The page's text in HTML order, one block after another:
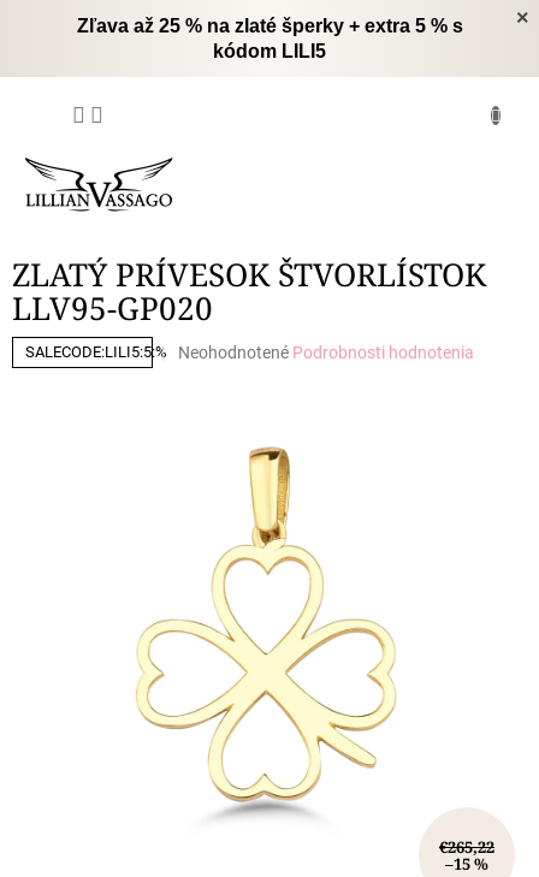
×
Zľava až 25 % na zlaté šperky + extra 5 % s
kódom LILI5
ZLATÝ PRÍVESOK ŠTVORLÍSTOK
LLV95-GP020
SALECODE:LILI5:5:%
Priemerné
hviezdičiek.
Neohodnotené Podrobnosti hodnotenia
€265,22
–15 %